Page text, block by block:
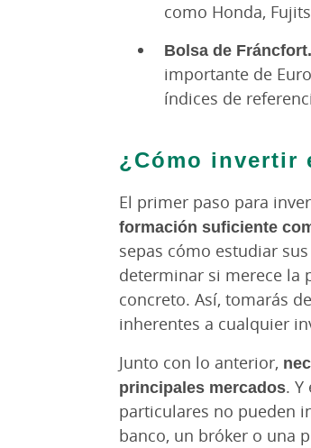
como Honda,
Bolsa de Fráncfort.
importante de
índices de
¿Cómo invertir
El primer paso para
formación suficiente
sepas cómo estudiar
determinar si merece la
concreto. Así, tomarás
inherentes a cualquier
Junto con lo anterior,
principales mercados.
particulares no pueden
banco, un bróker o una